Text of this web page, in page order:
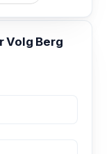
Volg Berg